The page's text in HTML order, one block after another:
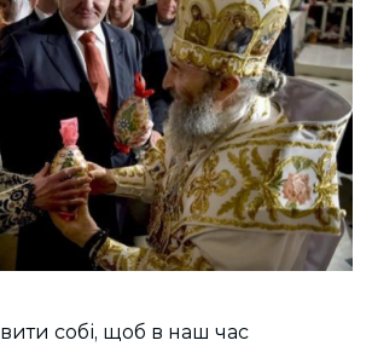
собі, щоб в наш час